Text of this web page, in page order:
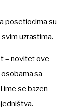
posetiocima su
uzrastima.
– novitet ove
sa
se bazen